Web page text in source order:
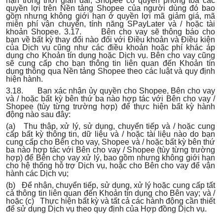
quyền lợi trên Nền tảng Shopee của người dùng đó bao
gồm nhưng không giới hạn ở quyền lợi mã giảm giá, mã
miễn phí vận chuyển, tính năng SPayLater và / hoặc tài
khoản Shopee. 3.17. Bên cho vay sẽ thông báo cho
bạn về bất kỳ thay đổi nào đối với Điều khoản và Điều kiện
của Dịch vụ cũng như các điều khoản hoặc phí khác áp
dụng cho Khoản tín dụng hoặc Dịch vụ. Bên cho vay cũng
sẽ cung cấp cho bạn thông tin liên quan đến Khoản tín
dụng thông qua Nền tảng Shopee theo các luật và quy định
hiện hành.
3.18. Bạn xác nhận ủy quyền cho Shopee, Bên cho vay
và / hoặc bất kỳ bên thứ ba nào hợp tác với Bên cho vay /
Shopee (tùy từng trường hợp) để thực hiện bất kỳ hành
động nào sau đây:
(a) Thu thập, xử lý, sử dụng, chuyển tiếp và / hoặc cung
cấp bất kỳ thông tin, dữ liệu và / hoặc tài liệu nào do bạn
cung cấp cho Bên cho vay, Shopee và / hoặc bất kỳ bên thứ
ba nào hợp tác với Bên cho vay / Shopee (tùy từng trường
hợp) để Bên cho vay xử lý, bao gồm nhưng không giới hạn
cho hệ thống hỗ trợ Dịch vụ, hoặc cho Bên cho vay để vận
hành các Dịch vụ;
(b) Để nhận, chuyển tiếp, sử dụng, xử lý hoặc cung cấp tất
cả thông tin liên quan đến Khoản tín dụng cho Bên vay; và /
hoặc (c) Thực hiện bất kỳ và tất cả các hành động cần thiết
để sử dụng Dịch vụ theo quy định của Hợp đồng Dịch vụ.